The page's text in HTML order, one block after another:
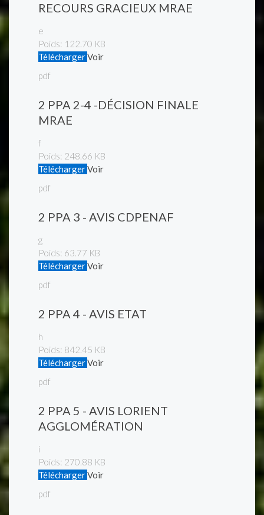
RECOURS GRACIEUX MRAE
e
Poids: 122.70 KB
TéléchargerVoir
pdf
2 PPA 2-4 -DÉCISION FINALE
MRAE
f
Poids: 248.66 KB
TéléchargerVoir
pdf
2 PPA 3 - AVIS CDPENAF
g
Poids: 63.77 KB
TéléchargerVoir
pdf
2 PPA 4 - AVIS ETAT
h
Poids: 842.45 KB
TéléchargerVoir
pdf
2 PPA 5 - AVIS LORIENT
AGGLOMÉRATION
i
Poids: 270.88 KB
TéléchargerVoir
pdf